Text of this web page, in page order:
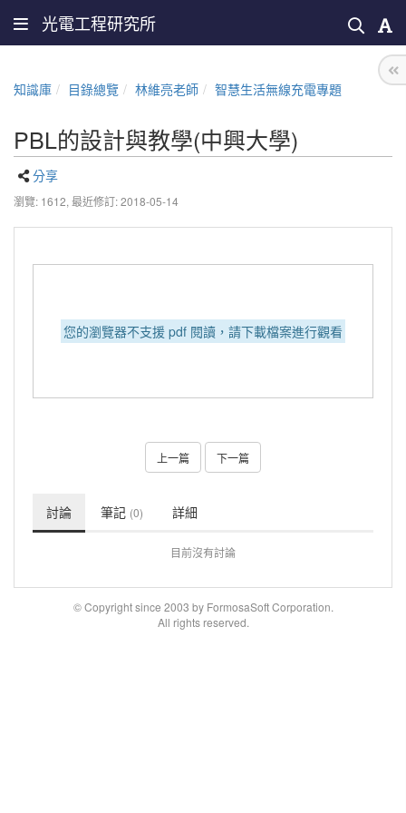
光電工程研究所
知識庫 目錄總覽 林維亮老師 智慧生活無線充電專題
PBL的設計與教學(中興大學)
分享
瀏覽: 1612, 最近修訂: 2018-05-14
您的瀏覽器不支援 pdf 閱讀，請下載檔案進行觀看
上一篇 下一篇
討論 筆記 (0) 詳細
目前沒有討論
© Copyright since 2003 by FormosaSoft Corporation.
All rights reserved.